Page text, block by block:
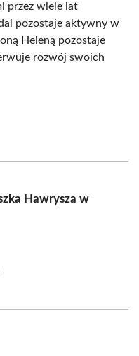
przez wiele lat
pozostaje aktywny w
Heleną pozostaje
rozwój swoich
Hawrysza w